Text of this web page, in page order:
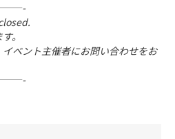
。
ベント主催者にお問い合わせをお